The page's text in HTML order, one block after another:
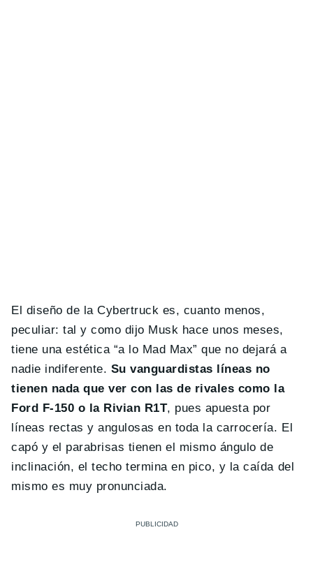
El diseño de la Cybertruck es, cuanto menos,
peculiar: tal y como dijo Musk hace unos meses,
tiene una estética “a lo Mad Max” que no dejará a
nadie indiferente. Su vanguardistas líneas no
tienen nada que ver con las de rivales como la
Ford F-150 o la Rivian R1T, pues apuesta por
líneas rectas y angulosas en toda la carrocería. El
capó y el parabrisas tienen el mismo ángulo de
inclinación, el techo termina en pico, y la caída del
mismo es muy pronunciada.